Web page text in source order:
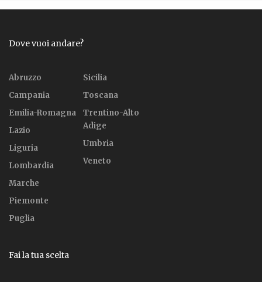
Dove vuoi andare?
Abruzzo
Campania
Emilia-Romagna
Lazio
Liguria
Lombardia
Marche
Piemonte
Puglia
Sicilia
Toscana
Trentino-Alto
Adige
Umbria
Veneto
Fai la tua scelta